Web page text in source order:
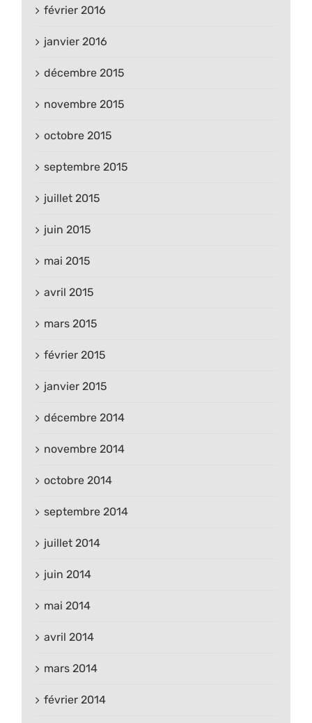
février 2016
janvier 2016
décembre 2015
novembre 2015
octobre 2015
septembre 2015
juillet 2015
juin 2015
mai 2015
avril 2015
mars 2015
février 2015
janvier 2015
décembre 2014
novembre 2014
octobre 2014
septembre 2014
juillet 2014
juin 2014
mai 2014
avril 2014
mars 2014
février 2014